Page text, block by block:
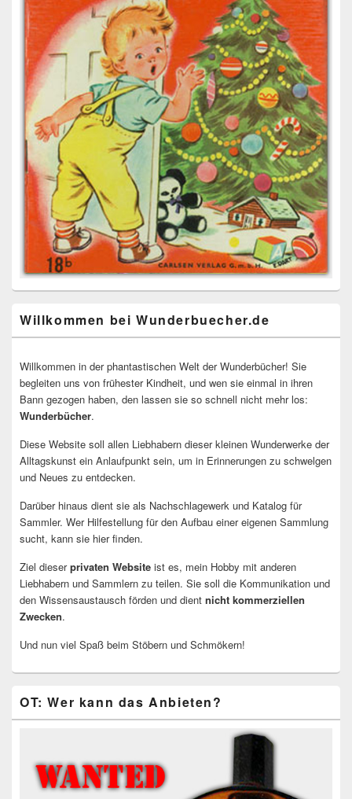
Willkommen bei Wunderbuecher.de
Willkommen in der phantastischen Welt der Wunderbücher! Sie
begleiten uns von frühester Kindheit, und wen sie einmal in ihren
Bann gezogen haben, den lassen sie so schnell nicht mehr los:
Wunderbücher.
Diese Website soll allen Liebhabern dieser kleinen Wunderwerke der
Alltagskunst ein Anlaufpunkt sein, um in Erinnerungen zu schwelgen
und Neues zu entdecken.
Darüber hinaus dient sie als Nachschlagewerk und Katalog für
Sammler. Wer Hilfestellung für den Aufbau einer eigenen Sammlung
sucht, kann sie hier finden.
Ziel dieserprivaten Website ist es, mein Hobby mit anderen
Liebhabern und Sammlern zu teilen. Sie soll die Kommunikation und
den Wissensaustausch förden und dient nicht kommerziellen
Zwecken.
Und nun viel Spaß beim Stöbern und Schmökern!
OT: Wer kann das Anbieten?